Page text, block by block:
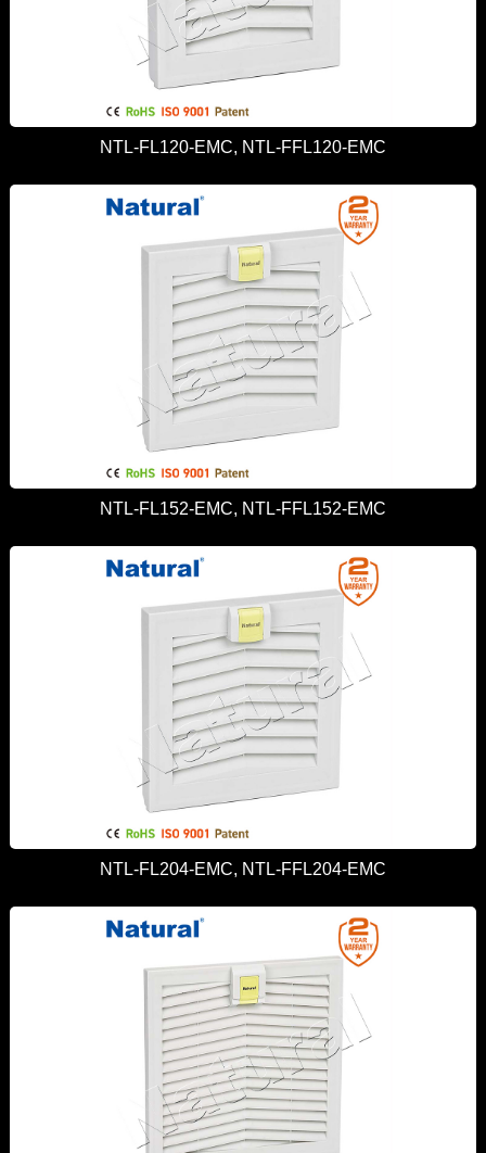
NTL-FL120-EMC, NTL-FFL120-EMC
NTL-FL152-EMC, NTL-FFL152-EMC
NTL-FL204-EMC, NTL-FFL204-EMC